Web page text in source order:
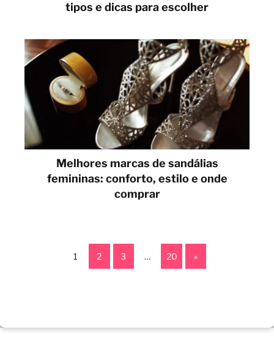
tipos e dicas para escolher
Melhores marcas de sandálias
femininas: conforto, estilo e onde
comprar
1 2 3 … 20 »